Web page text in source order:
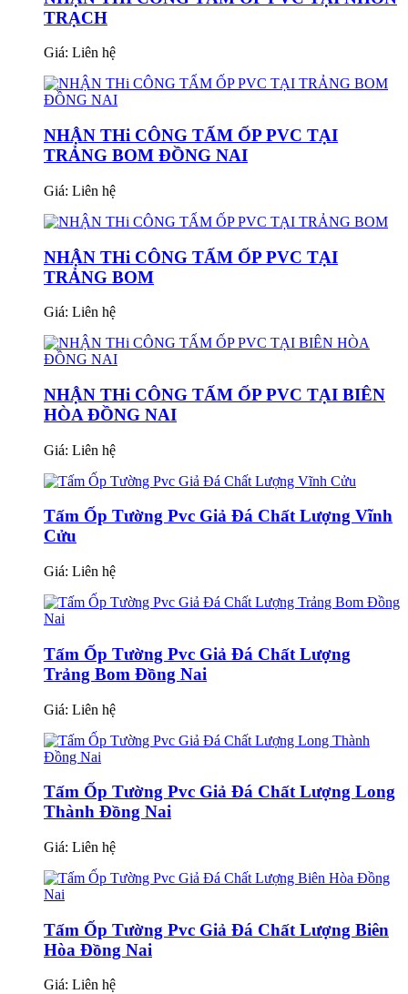
TRẠCH
Giá: Liên hệ
NHẬN THi CÔNG TẤM ỐP PVC TẠI
TRẢNG BOM ĐỒNG NAI
Giá: Liên hệ
NHẬN THi CÔNG TẤM ỐP PVC TẠI
TRẢNG BOM
Giá: Liên hệ
NHẬN THi CÔNG TẤM ỐP PVC TẠI BIÊN
HÒA ĐỒNG NAI
Giá: Liên hệ
Tấm Ốp Tường Pvc Giả Đá Chất Lượng Vĩnh
Cửu
Giá: Liên hệ
Tấm Ốp Tường Pvc Giả Đá Chất Lượng
Trảng Bom Đồng Nai
Giá: Liên hệ
Tấm Ốp Tường Pvc Giả Đá Chất Lượng Long
Thành Đồng Nai
Giá: Liên hệ
Tấm Ốp Tường Pvc Giả Đá Chất Lượng Biên
Hòa Đồng Nai
Giá: Liên hệ